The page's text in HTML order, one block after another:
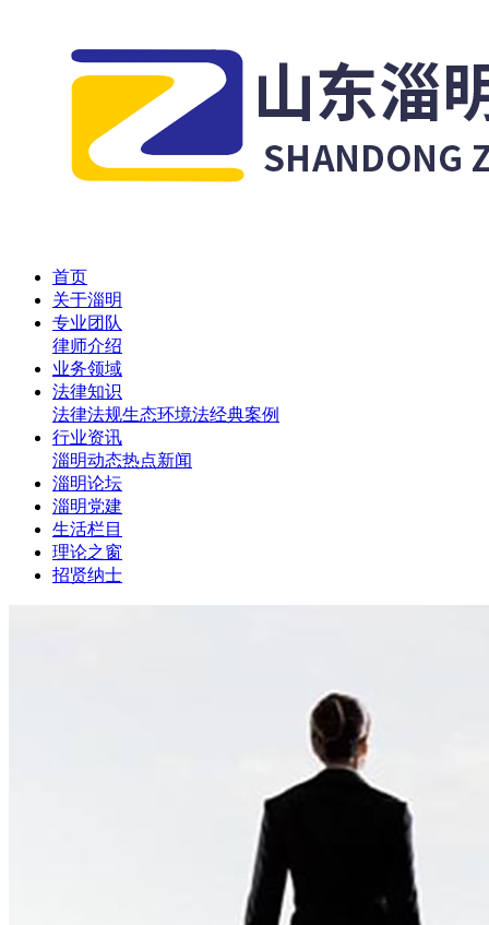
首页
关于淄明
专业团队
律师介绍
业务领域
法律知识
法律法规生态环境法经典案例
行业资讯
淄明动态热点新闻
淄明论坛
淄明党建
生活栏目
理论之窗
招贤纳士